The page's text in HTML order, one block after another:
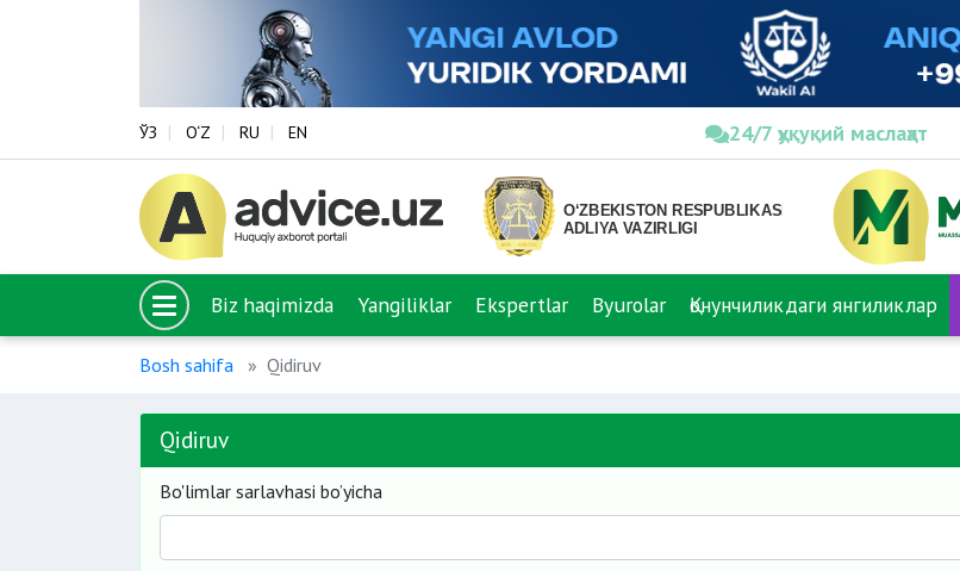
ЎЗ O‘Z RU EN 24/7 ҳуқуқий маслаҳат
Biz haqimizda Yangiliklar Ekspertlar Byurolar Қонунчиликдаги янгиликлар
Bosh sahifa Qidiruv
Qidiruv
Bo'limlar sarlavhasi bo’yicha